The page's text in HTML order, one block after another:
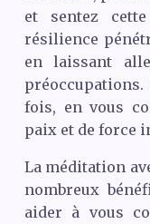
et sentez
résilience
en laissant
fois, en vous
paix et de force
La méditation
nombreux
aider à vous